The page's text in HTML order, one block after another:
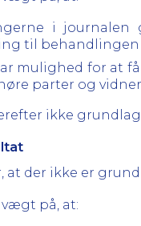
i journalen
til behandlingen
mulighed for at
parter og
ikke
at der ikke er
på, at: